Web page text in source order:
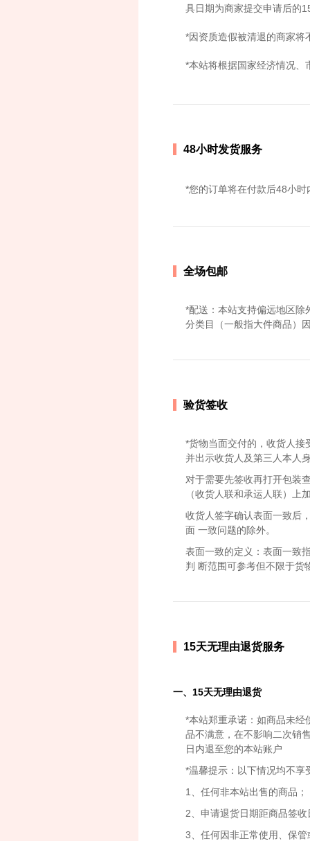
具日期为商家提交申请后的
*因资质造假被清退的商家将
*本站将根据国家经济情况、
48小时发货服务
*您的订单将在付款后48小时
全场包邮
*配送：本站支持偏远地区
分类目（一般指大件商品）
验货签收
*货物当面交付的，收货人接
并出示收货人及第三人本人
对于需要先签收再打开包装
（收货人联和承运人联）上
收货人签字确认表面一致后
面 一致问题的除外。
表面一致的定义：表面一致
判 断范围可参考但不限于货
15天无理由退货服务
一、15天无理由退货
*本站郑重承诺：如商品未经
品不满意，在不影响二次销
日内退至您的本站账户
*温馨提示：以下情况均不享
1、任何非本站出售的商品；
2、申请退货日期距商品签
3、任何因非正常使用、保